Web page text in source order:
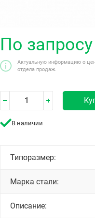
По запросу
Актуальную информацию о
отдела продаж.
В наличии
Типоразмер:
Марка стали:
Описание: